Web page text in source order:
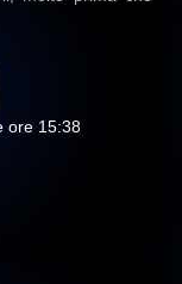
ore 15:38